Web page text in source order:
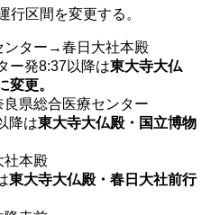
行区間を変更する。
ンター→春日大社本殿
ー発8:37以降は東大寺大仏
変更。
県総合医療センター
降は東大寺大仏殿・国立博物
社本殿
東大寺大仏殿・春日大社前行